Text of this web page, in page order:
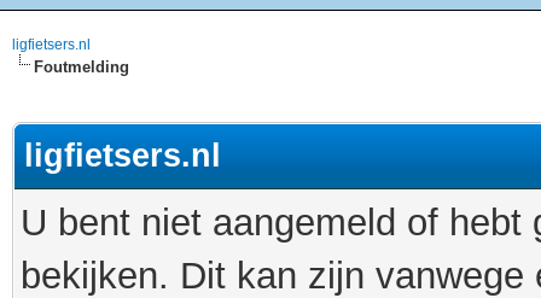
ligfietsers.nl
Foutmelding
ligfietsers.nl
U bent niet aangemeld of
bekijken. Dit kan zijn